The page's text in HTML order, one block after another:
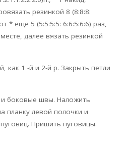
резинкой 8 (8:8:8:
* еще 5 (5:5:5:5: 6:6:5:6:6) раз,
далее вязать резинкой
как 1 -й и 2-й р. Закрыть петли
боковые швы. Наложить
планку левой полочки и
Пришить пуговицы.